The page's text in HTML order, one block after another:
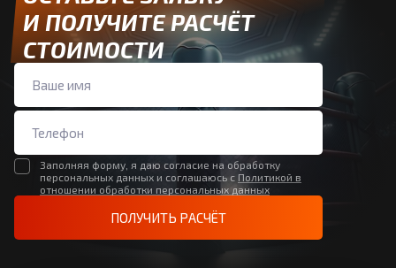
И ПОЛУЧИТЕ РАСЧЁТ
СТОИМОСТИ
Заполняя форму, я даю согласие на обработку
персональных данных и соглашаюсь с Политикой в
отношении обработки персональных данных
ПОЛУЧИТЬ РАСЧЁТ